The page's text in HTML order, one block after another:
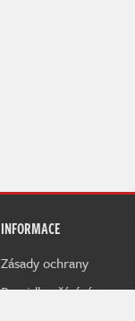
INFORMACE
Zásady ochrany
Pravidla užívání